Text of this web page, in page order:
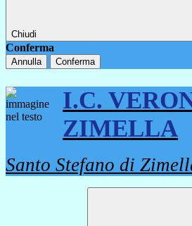
Chiudi
Conferma
Annulla Conferma
I.C.
ZIMELLA
Santo Stefano di